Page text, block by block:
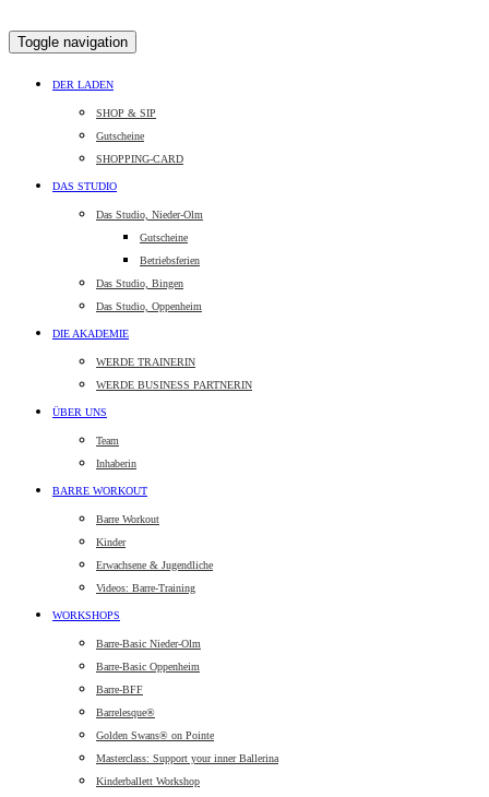
Toggle navigation
DER LADEN
SHOP & SIP
Gutscheine
SHOPPING-CARD
DAS STUDIO
Das Studio, Nieder-Olm
Gutscheine
Betriebsferien
Das Studio, Bingen
Das Studio, Oppenheim
DIE AKADEMIE
WERDE TRAINERIN
WERDE BUSINESS PARTNERIN
ÜBER UNS
Team
Inhaberin
BARRE WORKOUT
Barre Workout
Kinder
Erwachsene & Jugendliche
Videos: Barre-Training
WORKSHOPS
Barre-Basic Nieder-Olm
Barre-Basic Oppenheim
Barre-BFF
Barrelesque®
Golden Swans® on Pointe
Masterclass: Support your inner Ballerina
Kinderballett Workshop